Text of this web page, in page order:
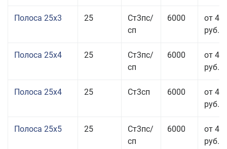
Полоса 25x3 25
Ст3пс/
сп
6000
от 46
руб.
Полоса 25x4 25
Ст3пс/
сп
6000
от 43
руб.
Полоса 25x4 25 Ст3сп 6000
от 43
руб.
Полоса 25x5 25
Ст3пс/
сп
6000
от 42
руб.